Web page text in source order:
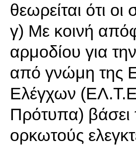
θεωρείται ότι
γ) Με κοινή
αρμοδίου για
από γνώμη της
Ελέγχων
Πρότυπα) βάσει
ορκωτούς